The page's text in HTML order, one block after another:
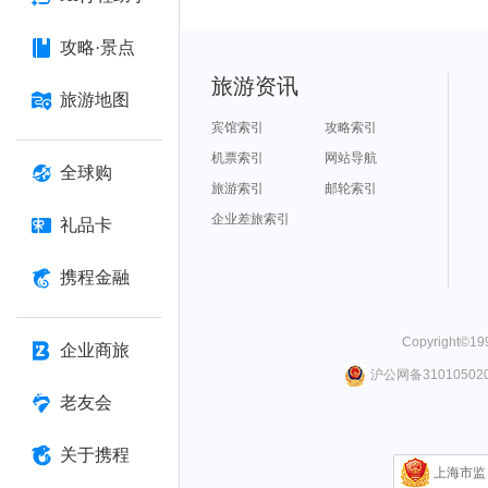
攻略·景点
旅游地图
全球购
礼品卡
携程金融
企业商旅
老友会
关于携程
旅游资讯
宾馆索引
攻略索引
机票索引
网站导航
旅游索引
邮轮索引
企业差旅索引
Copyright©
沪公网备
上海市监